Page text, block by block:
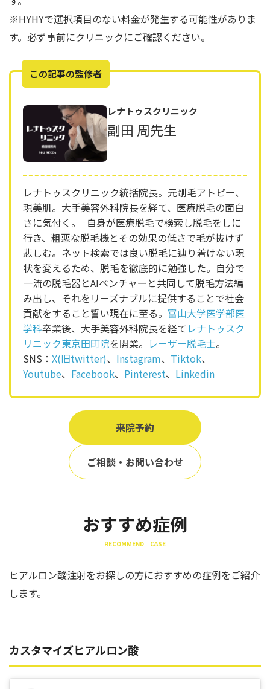
※HYHYで選択項目のない料金が発生する可能性がありま
す。必ず事前にクリニックにご確認ください。
この記事の監修者
レナトゥスクリニック
副田 周先生
レナトゥスクリニック統括院長。元剛毛アトピー、
現美肌。大手美容外科院長を経て、医療脱毛の面白
さに気付く。 自身が医療脱毛で検索し脱毛をしに
行き、粗悪な脱毛機とその効果の低さで毛が抜けず
悲しむ。ネット検索では良い脱毛に辿り着けない現
状を変えるため、脱毛を徹底的に勉強した。自分で
一流の脱毛器とAIベンチャーと共同して脱毛方法編
み出し、それをリーズナブルに提供することで社会
貢献をすること誓い現在に至る。 富山大学医学部医
学科卒業後、大手美容外科院長を経て レナトゥスク
リニック東京田町院を開業。 レーザー脱毛士。
SNS： X(旧twitter)、 Instagram、 Tiktok、
Youtube、 Facebook、 Pinterest、 Linkedin
来院予約
ご相談・お問い合わせ
おすすめ症例
RECOMMEND CASE
ヒアルロン酸注射をお探しの方におすすめの症例をご紹介
します。
カスタマイズヒアルロン酸